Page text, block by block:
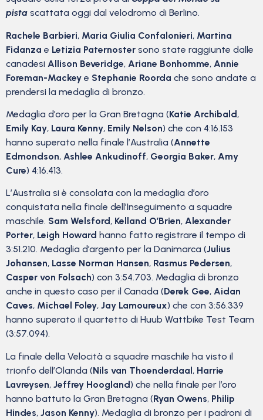
pista scattata oggi dal velodromo di Berlino.
Rachele Barbieri, Maria Giulia Confalonieri, Martina
Fidanza e Letizia Paternoster sono state raggiunte dalle
canadesi Allison Beveridge, Ariane Bonhomme, Annie
Foreman-Mackey e Stephanie Roorda che sono andate a
prendersi la medaglia di bronzo.
Medaglia d’oro per la Gran Bretagna (Katie Archibald,
Emily Kay, Laura Kenny, Emily Nelson) che con 4:16.153
hanno superato nella finale l’Australia (Annette
Edmondson, Ashlee Ankudinoff, Georgia Baker, Amy
Cure) 4:16.413.
L’Australia si è consolata con la medaglia d’oro
conquistata nella finale dell’Inseguimento a squadre
maschile. Sam Welsford , Kelland O’Brien, Alexander
Porter, Leigh Howard hanno fatto registrare il tempo di
3:51.210. Medaglia d’argento per la Danimarca (Julius
Johansen, Lasse Norman Hansen, Rasmus Pedersen,
Casper von Folsach) con 3:54.703. Medaglia di bronzo
anche in questo caso per il Canada (Derek Gee, Aidan
Caves, Michael Foley, Jay Lamoureux) che con 3:56.339
hanno superato il quartetto di Huub Wattbike Test Team
(3:57.094).
La finale della Velocità a squadre maschile ha visto il
trionfo dell’Olanda (Nils van Thoenderdaal, Harrie
Lavreysen, Jeffrey Hoogland) che nella finale per l’oro
hanno battuto la Gran Bretagna (Ryan Owens, Philip
Hindes, Jason Kenny). Medaglia di bronzo per i padroni di